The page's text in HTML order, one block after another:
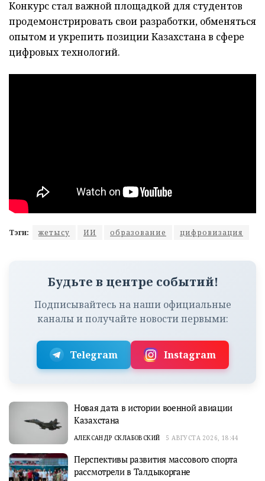
Конкурс стал важной площадкой для студентов
продемонстрировать свои разработки, обменяться
опытом и укрепить позиции Казахстана в сфере
цифровых технологий.
Тэги: жетысу ИИ образование цифровизация
Будьте в центре событий!
Подписывайтесь на наши официальные
каналы и получайте новости первыми:
Telegram Instagram
Новая дата в истории военной авиации
Казахстана
АЛЕКСАНДР СКЛАБОВСКИЙ 5 АВГУСТА 2026, 18:44
Перспективы развития массового спорта
рассмотрели в Талдыкоргане